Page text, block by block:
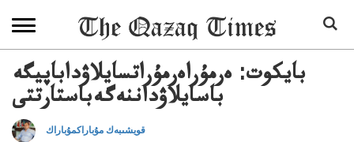
بايكوت: ەرمۇراەرمۇراتسايلاۋداباپيگە
باسايلاۋداننەگەباستارتتى
قويشىبەك مۇباراكمۇباراك